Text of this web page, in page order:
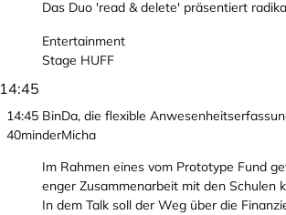
Das Duo 'read & delete' präsentiert
Entertainment
Stage HUFF
14:45
14:45
40min
BinDa, die flexible
derMicha
Im Rahmen eines vom Prototype Fund
enger Zusammenarbeit mit den Schulen
In dem Talk soll der Weg über die